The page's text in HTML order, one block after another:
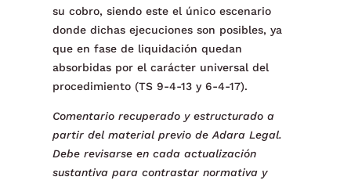
su cobro, siendo este el único escenario
donde dichas ejecuciones son posibles, ya
que en fase de liquidación quedan
absorbidas por el carácter universal del
procedimiento (TS 9-4-13 y 6-4-17).
Comentario recuperado y estructurado a
partir del material previo de Adara Legal.
Debe revisarse en cada actualización
sustantiva para contrastar normativa y